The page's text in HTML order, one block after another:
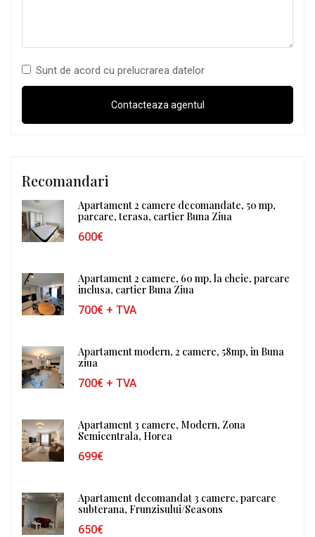
Sunt de acord cu prelucrarea datelor
Recomandari
Apartament 2 camere decomandate, 50 mp,
parcare, terasa, cartier Buna Ziua
600€
Apartament 2 camere, 60 mp, la cheie, parcare
inclusa, cartier Buna Ziua
700€ + TVA
Apartament modern, 2 camere, 58mp, in Buna
ziua
700€ + TVA
Apartament 3 camere, Modern, Zona
Semicentrala, Horea
699€
Apartament decomandat 3 camere, parcare
subterana, Frunzisului/Seasons
650€